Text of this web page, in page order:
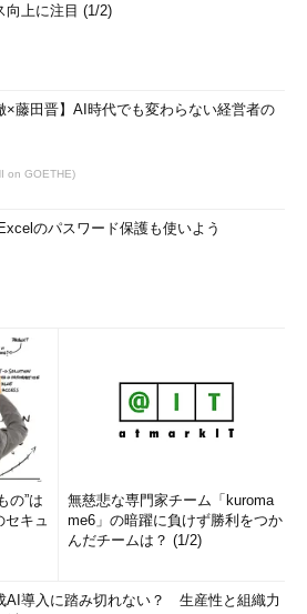
向上に注目 (1/2)
×藤田晋】AI時代でも変わらない経営者の
on GOETHE)
のパスワード保護も使いよう
の”は
セキュ
無慈悲な専門家チーム「kuroma
me6」の暗躍に負けず勝利をつか
んだチームは？ (1/2)
AI導入に踏み切れない？ 生産性と組織力